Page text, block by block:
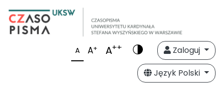
A A+ A++
Zaloguj
Język Polski